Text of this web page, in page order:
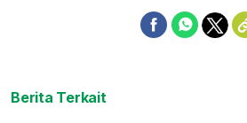
Berita Terkait